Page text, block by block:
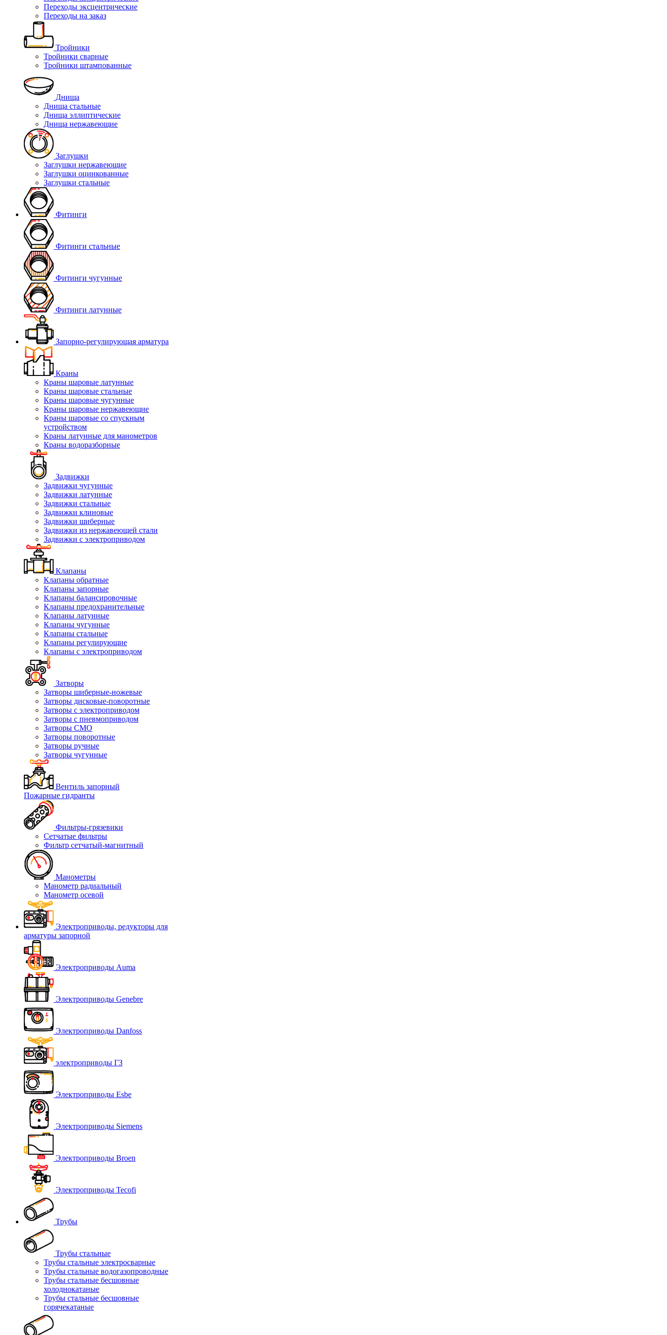
Переходы эксцентрические
Переходы на заказ
Тройники
Тройники сварные
Тройники штампованные
Днища
Днища стальные
Днища эллиптические
Днища нержавеющие
Заглушки
Заглушки нержавеющие
Заглушки оцинкованные
Заглушки стальные
Фитинги
Фитинги стальные
Фитинги чугунные
Фитинги латунные
Запорно-регулирующая арматура
Краны
Краны шаровые латунные
Краны шаровые стальные
Краны шаровые чугунные
Краны шаровые нержавеющие
Краны шаровые со спускным
устройством
Краны латунные для манометров
Краны водоразборные
Задвижки
Задвижки чугунные
Задвижки латунные
Задвижки стальные
Задвижки клиновые
Задвижки шиберные
Задвижки из нержавеющей стали
Задвижки с электроприводом
Клапаны
Клапаны обратные
Клапаны запорные
Клапаны балансировочные
Клапаны предохранительные
Клапаны латунные
Клапаны чугунные
Клапаны стальные
Клапаны регулирующие
Клапаны с электроприводом
Затворы
Затворы шиберные-ножевые
Затворы дисковые-поворотные
Затворы с электроприводом
Затворы с пневмоприводом
Затворы СМО
Затворы поворотные
Затворы ручные
Затворы чугунные
Вентиль запорный
Пожарные гидранты
Фильтры-грязевики
Сетчатые фильтры
Фильтр сетчатый-магнитный
Манометры
Манометр радиальный
Манометр осевой
Электроприводы, редукторы для
арматуры запорной
Электроприводы Auma
Электроприводы Genebre
Электроприводы Danfoss
электроприводы ГЗ
Электроприводы Esbe
Электроприводы Siemens
Электроприводы Broen
Электроприводы Tecofi
Трубы
Трубы стальные
Трубы стальные электросварные
Трубы стальные водогазопроводные
Трубы стальные бесшовные
холоднокатаные
Трубы стальные бесшовные
горячекатаные